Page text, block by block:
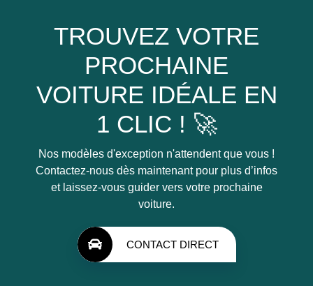
TROUVEZ VOTRE
PROCHAINE
VOITURE IDÉALE EN
1 CLIC ! 🚀
Nos modèles d'exception n'attendent que vous !
Contactez-nous dès maintenant pour plus d’infos
et laissez-vous guider vers votre prochaine
voiture.
CONTACT DIRECT